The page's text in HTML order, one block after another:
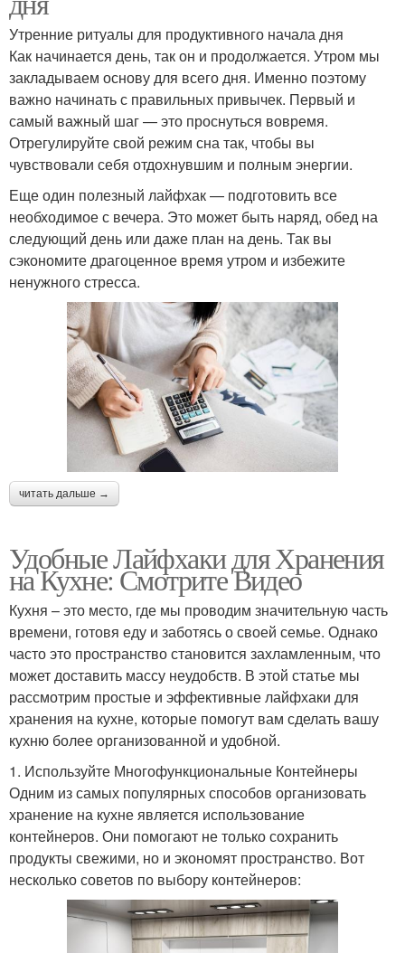
Утренние ритуалы для продуктивного начала дня
Как начинается день, так он и продолжается. Утром мы
закладываем основу для всего дня. Именно поэтому
важно начинать с правильных привычек. Первый и
самый важный шаг — это проснуться вовремя.
Отрегулируйте свой режим сна так, чтобы вы
чувствовали себя отдохнувшим и полным энергии.
Еще один полезный лайфхак — подготовить все
необходимое с вечера. Это может быть наряд, обед на
следующий день или даже план на день. Так вы
сэкономите драгоценное время утром и избежите
ненужного стресса.
читать дальше →
Удобные Лайфхаки для Хранения
на Кухне: Смотрите Видео
Кухня – это место, где мы проводим значительную часть
времени, готовя еду и заботясь о своей семье. Однако
часто это пространство становится захламленным, что
может доставить массу неудобств. В этой статье мы
рассмотрим простые и эффективные лайфхаки для
хранения на кухне, которые помогут вам сделать вашу
кухню более организованной и удобной.
1. Используйте Многофункциональные Контейнеры
Одним из самых популярных способов организовать
хранение на кухне является использование
контейнеров. Они помогают не только сохранить
продукты свежими, но и экономят пространство. Вот
несколько советов по выбору контейнеров: